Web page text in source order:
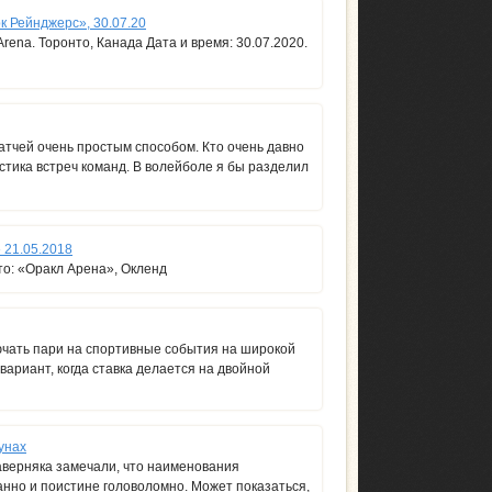
Рейнджерс», 30.07.20
Торонто, Канада Дата и время: 30.07.2020.
очень простым способом. Кто очень давно
встреч команд. В волейболе я бы разделил
21.05.2018
«Оракл Арена», Окленд
пари на спортивные события на широкой
когда ставка делается на двойной
замечали, что наименования
и поистине головоломно. Может показаться,